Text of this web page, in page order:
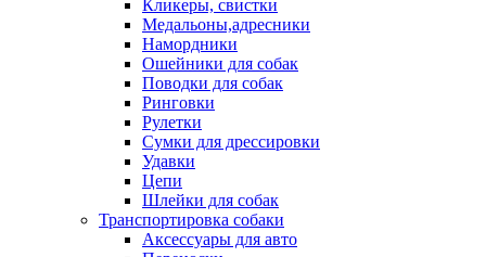
Кликеры, свистки
Медальоны,адресники
Намордники
Ошейники для собак
Поводки для собак
Ринговки
Рулетки
Сумки для дрессировки
Удавки
Цепи
Шлейки для собак
Транспортировка собаки
Аксессуары для авто